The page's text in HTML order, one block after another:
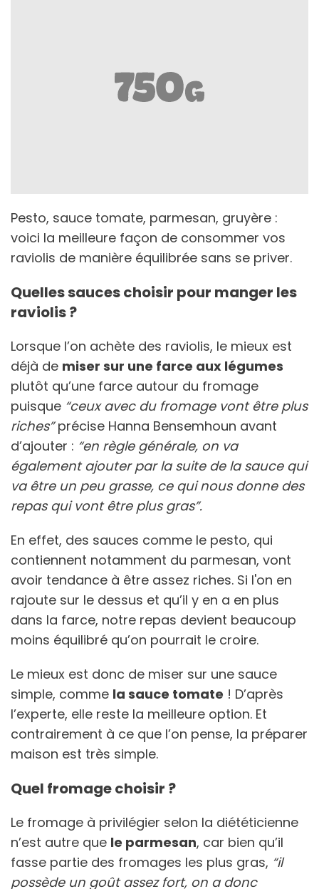
Pesto, sauce tomate, parmesan, gruyère :
voici la meilleure façon de consommer vos
raviolis de manière équilibrée sans se priver.
Quelles sauces choisir pour manger les
raviolis ?
Lorsque l’on achète des raviolis, le mieux est
déjà de miser sur une farce aux légumes
plutôt qu’une farce autour du fromage
puisque “ceux avec du fromage vont être plus
riches”précise Hanna Bensemhoun avant
d’ajouter : “en règle générale, on va
également ajouter par la suite de la sauce qui
va être un peu grasse, ce qui nous donne des
repas qui vont être plus gras”.
En effet, des sauces comme le pesto, qui
contiennent notamment du parmesan, vont
avoir tendance à être assez riches. Si l'on en
rajoute sur le dessus et qu’il y en a en plus
dans la farce, notre repas devient beaucoup
moins équilibré qu’on pourrait le croire.
Le mieux est donc de miser sur une sauce
simple, comme la sauce tomate ! D’après
l’experte, elle reste la meilleure option. Et
contrairement à ce que l’on pense, la préparer
maison est très simple.
Quel fromage choisir ?
Le fromage à privilégier selon la diététicienne
n’est autre que le parmesan, car bien qu’il
fasse partie des fromages les plus gras, “il
possède un goût assez fort, on a donc